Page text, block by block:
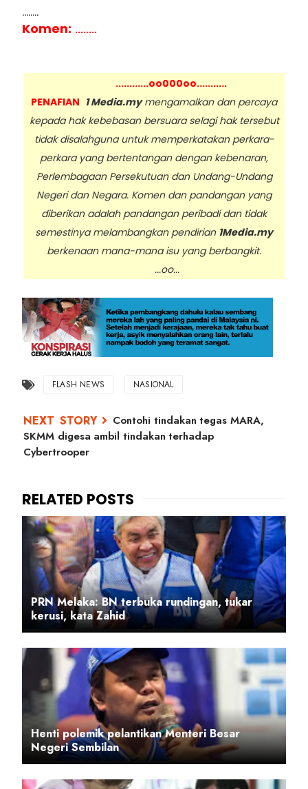
........
Komen: ........
............oo000oo...........
PENAFIAN 1 Media.mymengamalkan dan percaya
kepada hak kebebasan bersuara selagi hak tersebut
tidak disalahguna untuk memperkatakan perkara-
perkara yang bertentangan dengan kebenaran,
Perlembagaan Persekutuan dan Undang-Undang
Negeri dan Negara. Komen dan pandangan yang
diberikan adalah pandangan peribadi dan tidak
semestinya melambangkan pendirian 1Media.my
berkenaan mana-mana isu yang berbangkit.
...oo...
FLASH NEWS NASIONAL
Contohi tindakan tegas MARA,
SKMM digesa ambil tindakan terhadap
Cybertrooper
PRN Melaka: BN terbuka rundingan, tukar
kerusi, kata Zahid
Henti polemik pelantikan Menteri Besar
Negeri Sembilan